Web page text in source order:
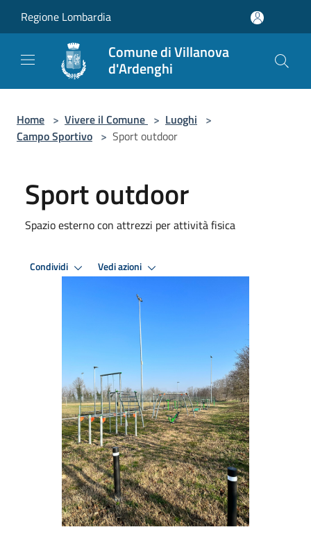
Regione Lombardia
Comune di Villanova
d'Ardenghi
Home > Vivere il Comune > Luoghi >
Campo Sportivo > Sport outdoor
Sport outdoor
Spazio esterno con attrezzi per attività fisica
Condividi Vedi azioni